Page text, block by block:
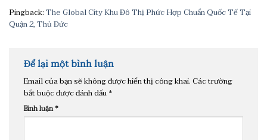
Pingback:The Global City Khu Đô Thị Phức Hợp Chuẩn Quốc Tế Tại
Quận 2, Thủ Đức
Để lại một bình luận
Email của bạn sẽ không được hiển thị công khai.Các trường
bắt buộc được đánh dấu*
Bình luận*